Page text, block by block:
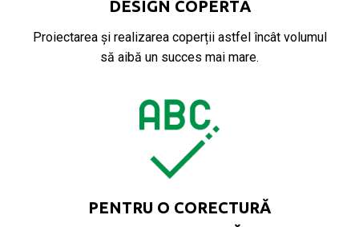
DESIGN COPERTĂ
Proiectarea și realizarea coperții astfel încât volumul
să aibă un succes mai mare.
PENTRU O CORECTURĂ